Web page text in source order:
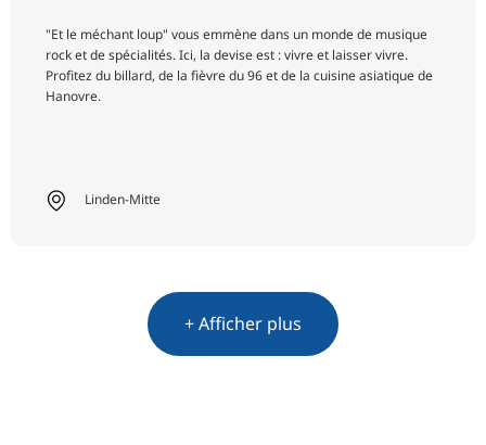
"Et le méchant loup" vous emmène dans un monde de musique
rock et de spécialités. Ici, la devise est : vivre et laisser vivre.
Profitez du billard, de la fièvre du 96 et de la cuisine asiatique de
Hanovre.
Linden-Mitte
+ Afficher plus